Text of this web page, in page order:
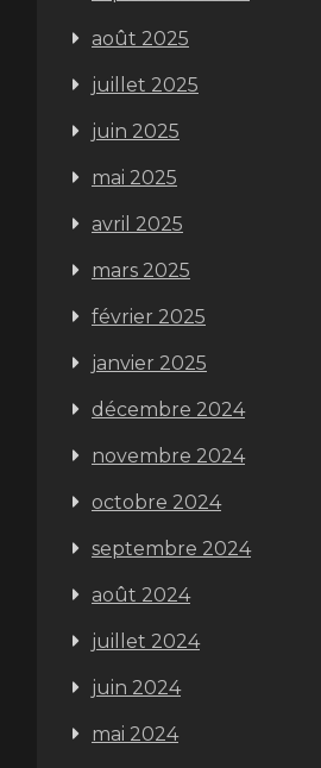
août 2025
juillet 2025
juin 2025
mai 2025
avril 2025
mars 2025
février 2025
janvier 2025
décembre 2024
novembre 2024
octobre 2024
septembre 2024
août 2024
juillet 2024
juin 2024
mai 2024